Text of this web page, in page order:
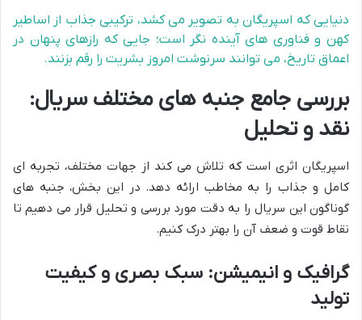
دنیایی که اسپریگان به تصویر می کشد، ترکیبی جذاب از اساطیر
کهن و فناوری های آینده نگر است؛ جایی که رازهای پنهان در
اعماق تاریخ، می توانند سرنوشت امروز بشریت را رقم بزنند.
بررسی جامع جنبه های مختلف سریال:
نقد و تحلیل
اسپریگان اثری است که تلاش می کند از جهات مختلف، تجربه ای
کامل و جذاب را به مخاطب ارائه دهد. در این بخش، جنبه های
گوناگون این سریال را به دقت مورد بررسی و تحلیل قرار می دهیم تا
نقاط قوت و ضعف آن را بهتر درک کنیم.
گرافیک و انیمیشن: سبک بصری و کیفیت
تولید